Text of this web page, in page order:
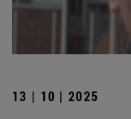
13 | 10 | 2025